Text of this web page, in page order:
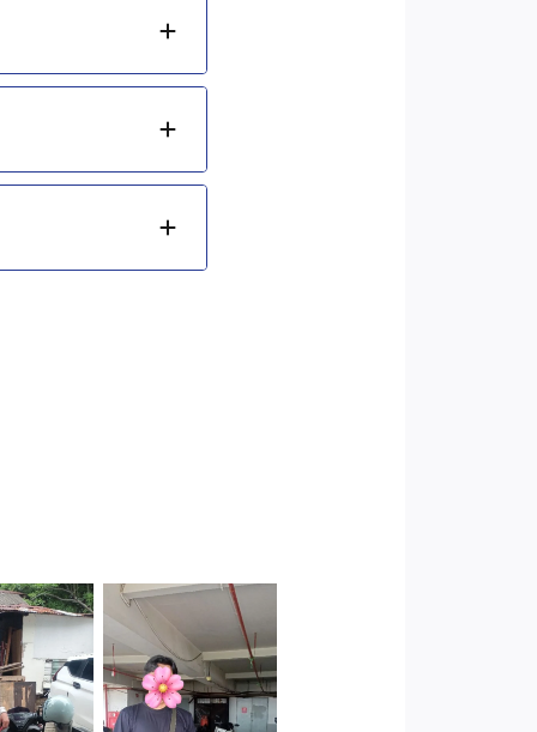
Jakarta
Cityplaza
Jatinegara